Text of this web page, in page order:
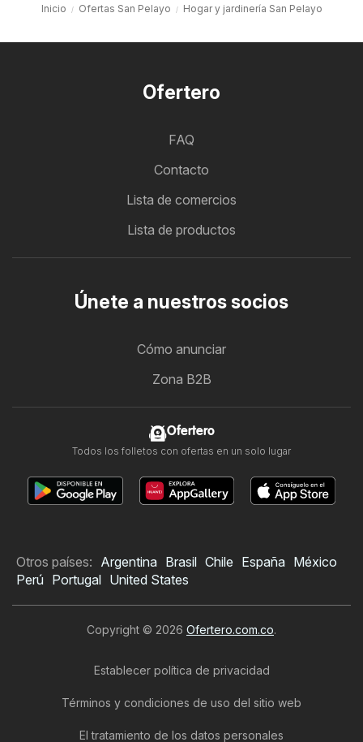
Inicio Ofertas San Pelayo Hogar y jardinería San Pelayo
Ofertero
FAQ
Contacto
Lista de comercios
Lista de productos
Únete a nuestros socios
Cómo anunciar
Zona B2B
Ofertero
Todos los folletos con ofertas en un solo lugar
Otros países: Argentina Brasil Chile España México
Perú Portugal United States
Copyright © 2026 Ofertero.com.co.
Establecer política de privacidad
Términos y condiciones de uso del sitio web
El tratamiento de los datos personales